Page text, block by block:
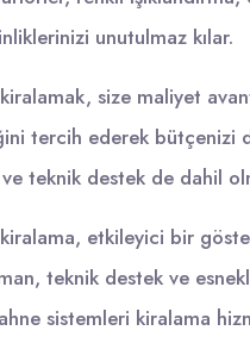
unutulmaz kılar.
size maliyet
tercih ederek bütçenizi
teknik destek de dahil
etkileyici bir
teknik destek ve
sistemleri kiralama